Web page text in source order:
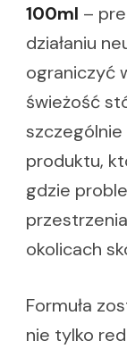
100ml –
działaniu
ograniczyć
świeżość
szczególnie
produktu,
gdzie
okolicach
Formuła
nie tylko